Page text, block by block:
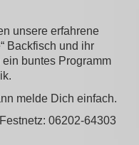
unsere erfahrene
Backfisch und ihr
buntes Programm
melde Dich einfach.
06202-64303